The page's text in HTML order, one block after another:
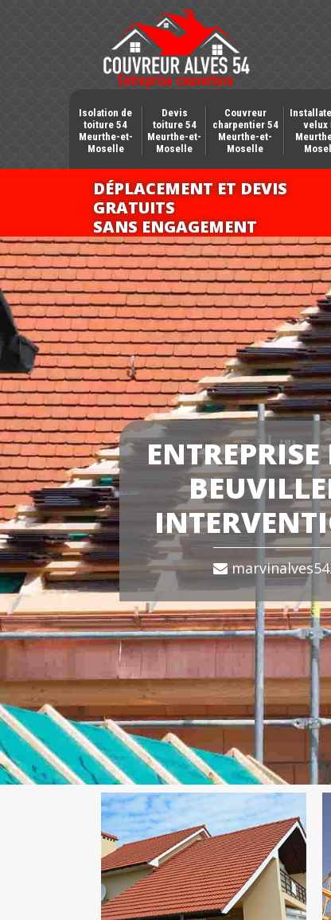
Isolation de
toiture 54
Meurthe-et-
Moselle
Devis
toiture 54
Meurthe-et-
Moselle
Couvreur
charpentier 54
Meurthe-et-
Moselle
velux
DÉPLACEMENT ET DEVIS
GRATUITS
SANS ENGAGEMENT